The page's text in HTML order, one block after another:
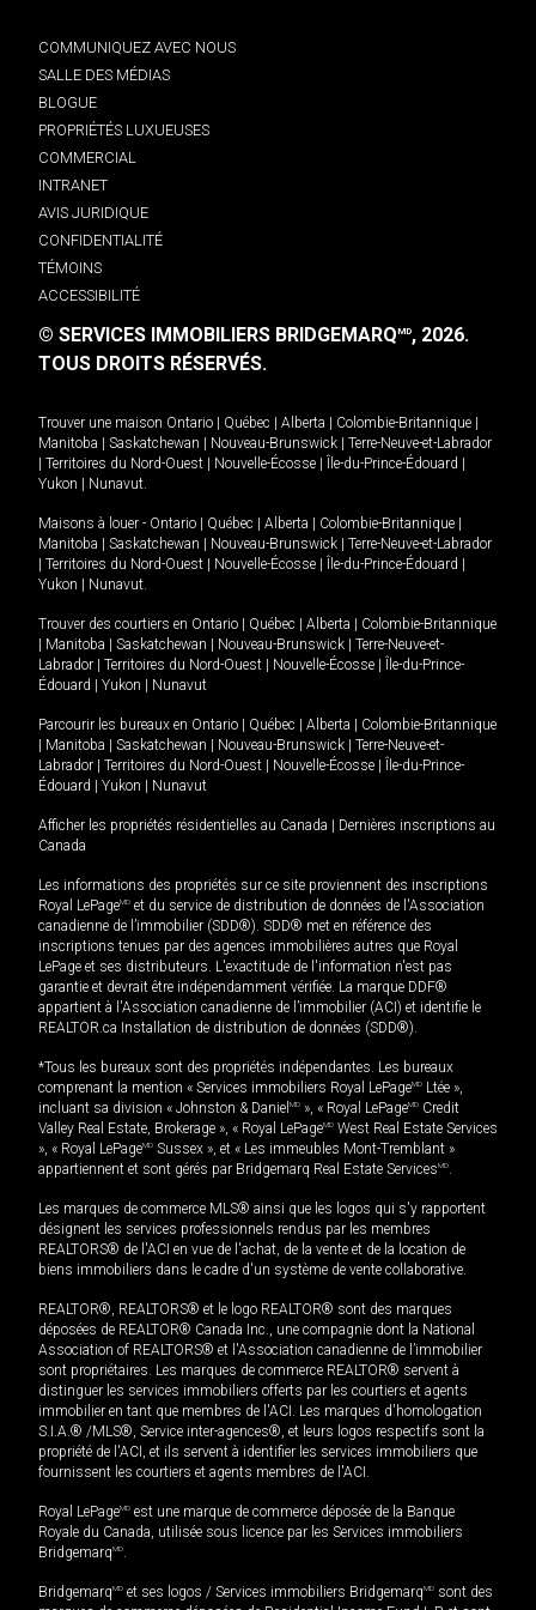
COMMUNIQUEZ AVEC NOUS
SALLE DES MÉDIAS
BLOGUE
PROPRIÉTÉS LUXUEUSES
COMMERCIAL
INTRANET
AVIS JURIDIQUE
CONFIDENTIALITÉ
TÉMOINS
ACCESSIBILITÉ
© SERVICES IMMOBILIERS BRIDGEMARQMD, 2026.
TOUS DROITS RÉSERVÉS.
Trouver une maison Ontario Québec Alberta Colombie-Britannique
Manitoba
Saskatchewan Nouveau-Brunswick
Terre-Neuve-et-Labrador
Territoires du Nord-Ouest Nouvelle-Écosse Île-du-Prince-Édouard
Yukon
Nunavut.
Maisons à louer - Ontario Québec Alberta Colombie-Britannique
Manitoba
Saskatchewan Nouveau-Brunswick
Terre-Neuve-et-Labrador
Territoires du Nord-Ouest Nouvelle-Écosse Île-du-Prince-Édouard
Yukon
Nunavut.
Trouver des courtiers en Ontario Québec Alberta
Colombie-Britannique
Manitoba Saskatchewan Nouveau-Brunswick
Terre-Neuve-et-
Labrador
Territoires du Nord-Ouest Nouvelle-Écosse
Île-du-Prince-
Édouard
Yukon Nunavut
Parcourir les bureaux en Ontario Québec Alberta
Colombie-Britannique
Manitoba Saskatchewan Nouveau-Brunswick
Terre-Neuve-et-
Labrador
Territoires du Nord-Ouest Nouvelle-Écosse
Île-du-Prince-
Édouard
Yukon Nunavut
Afficher les propriétés résidentielles au Canada
Dernières inscriptions au
Canada
Les informations des propriétés sur ce site proviennent des inscriptions
Royal LePageMD et du service de distribution de données de l'Association
canadienne de l’immobilier (SDD®). SDD® met en référence des
inscriptions tenues par des agences immobilières autres que Royal
LePage et ses distributeurs. L'exactitude de l'information n'est pas
garantie et devrait être indépendamment vérifiée. La marque DDF®
appartient à l'Association canadienne de l’immobilier (ACI) et identifie le
REALTOR.ca Installation de distribution de données (SDD®).
*Tous les bureaux sont des propriétés indépendantes. Les bureaux
comprenant la mention « Services immobiliers Royal LePageMD Ltée »,
incluant sa division « Johnston & Daniel MD », « Royal LePageMD Credit
Valley Real Estate, Brokerage », « Royal LePageMD West Real Estate Services
», « Royal LePageMD Sussex », et « Les immeubles Mont-Tremblant »
appartiennent et sont gérés par Bridgemarq Real Estate ServicesMD.
Les marques de commerce MLS® ainsi que les logos qui s'y rapportent
désignent les services professionnels rendus par les membres
REALTORS® de l'ACI en vue de l'achat, de la vente et de la location de
biens immobiliers dans le cadre d'un système de vente collaborative.
REALTOR®, REALTORS® et le logo REALTOR® sont des marques
déposées de REALTOR® Canada Inc., une compagnie dont la National
Association of REALTORS® et l'Association canadienne de l’immobilier
sont propriétaires. Les marques de commerce REALTOR® servent à
distinguer les services immobiliers offerts par les courtiers et agents
immobilier en tant que membres de l'ACI. Les marques d'homologation
S.I.A.® /MLS®, Service inter-agences®, et leurs logos respectifs sont la
propriété de l'ACI, et ils servent à identifier les services immobiliers que
fournissent les courtiers et agents membres de l'ACI.
Royal LePageMD est une marque de commerce déposée de la Banque
Royale du Canada, utilisée sous licence par les Services immobiliers
BridgemarqMD.
BridgemarqMD et ses logos / Services immobiliers BridgemarqMD sont des